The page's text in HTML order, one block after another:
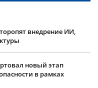
внедрение ИИ,
новый этап
в рамках